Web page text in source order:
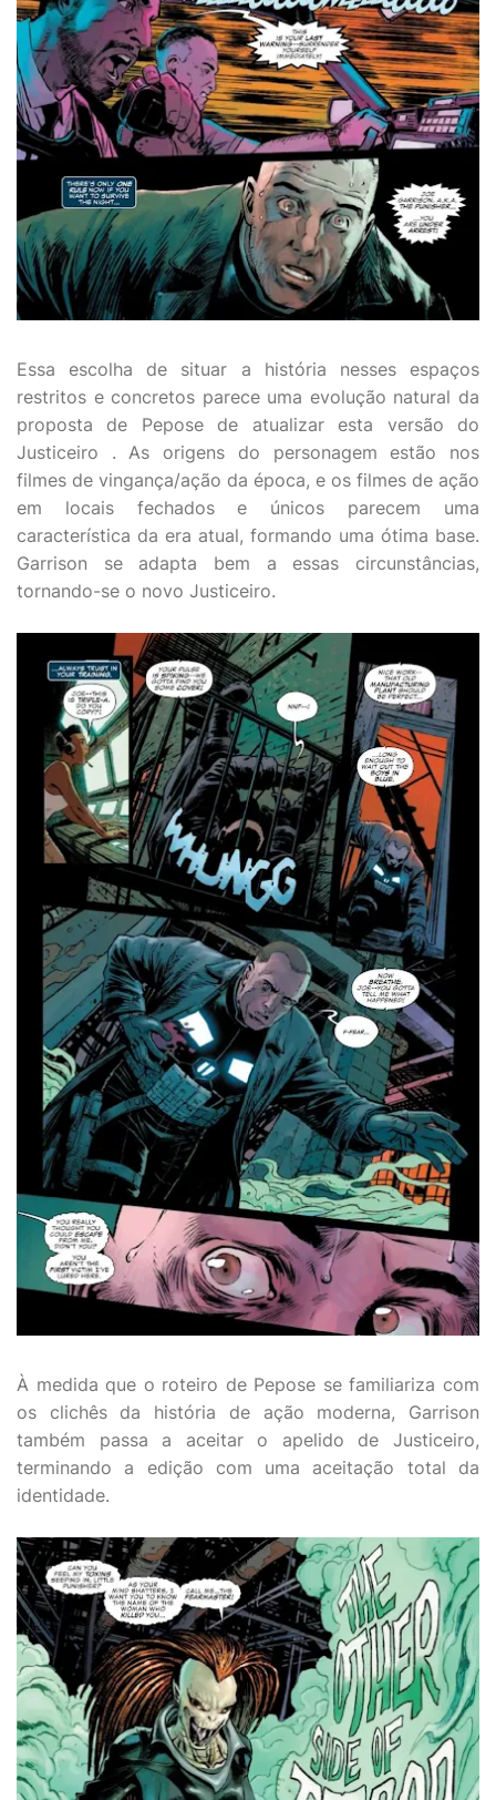
Essa escolha de situar a história nesses espaços
restritos e concretos parece uma evolução natural da
proposta de Pepose de atualizar esta versão do
Justiceiro . As origens do personagem estão nos
filmes de vingança/ação da época, e os filmes de ação
em locais fechados e únicos parecem uma
característica da era atual, formando uma ótima base.
Garrison se adapta bem a essas circunstâncias,
tornando-se o novo Justiceiro.
À medida que o roteiro de Pepose se familiariza com
os clichês da história de ação moderna, Garrison
também passa a aceitar o apelido de Justiceiro,
terminando a edição com uma aceitação total da
identidade.